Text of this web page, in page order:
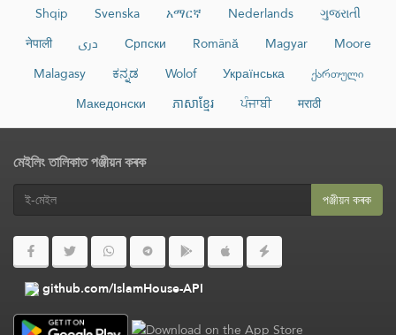
Shqip
Svenska አማርኛ Nederlands
ગુજરાતી
नेपाली
دری Српски Română Magyar
Moore
Malagasy
ಕನ್ನಡ Wolof Українська
ქართული
Македонски
ភាសាខ្មែរ ਪੰਜਾਬੀ मराठी
মেইলিং তালিকাত পঞ্জীয়ন কৰক
পঞ্জীয়ন কৰক
github.com/IslamHouse-API